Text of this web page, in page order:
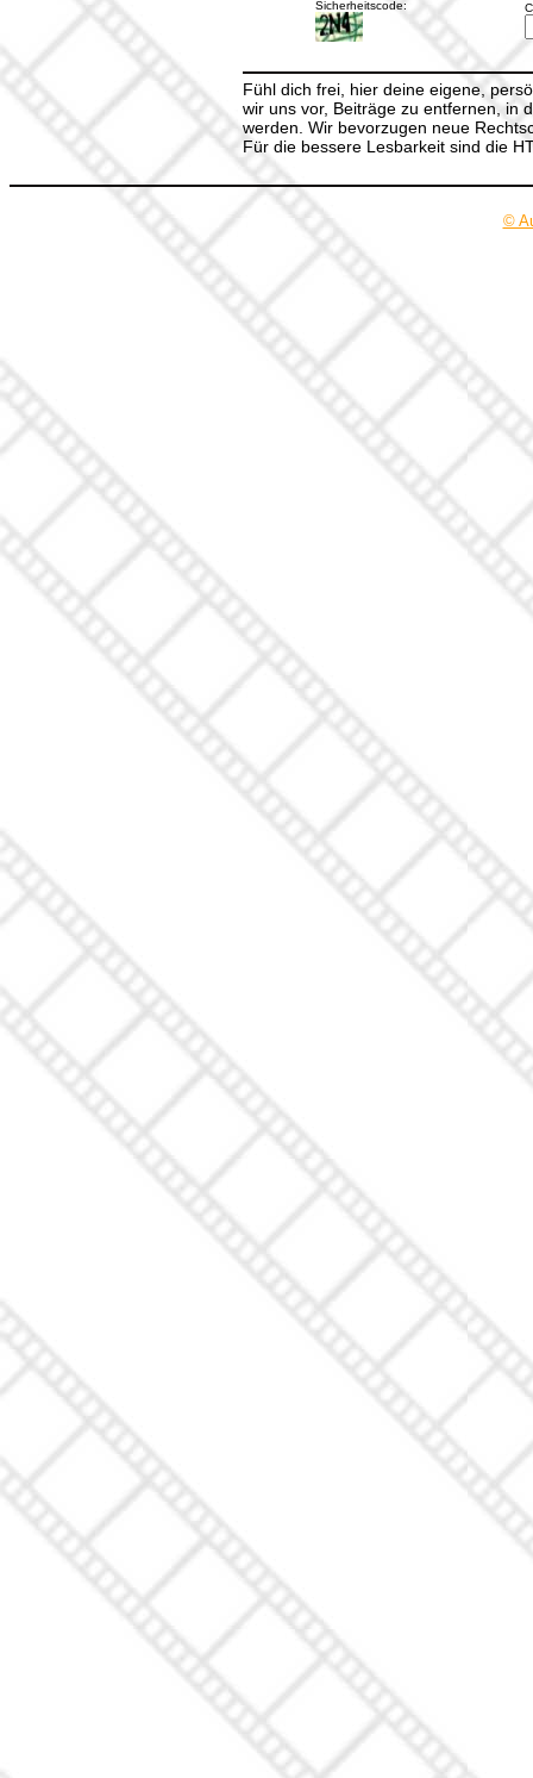
Sicherheitscode:
Fühl dich frei, hier deine eigene,
wir uns vor, Beiträge zu entfernen, in
werden. Wir bevorzugen neue
Für die bessere Lesbarkeit sind die
©